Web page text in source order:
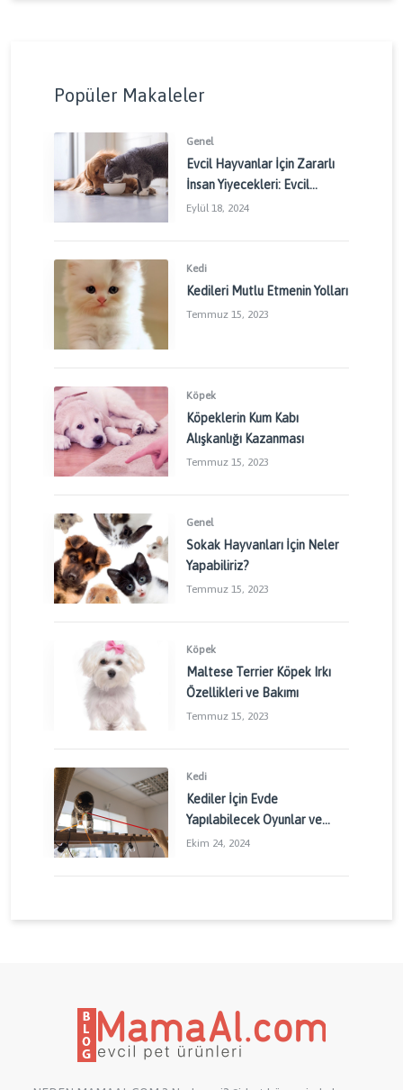
Popüler Makaleler
Genel
Evcil Hayvanlar İçin Zararlı
İnsan Yiyecekleri: Evcil
Dostlarınızı Korumak İçin
Eylül 18, 2024
Kedi
Kedileri Mutlu Etmenin Yolları
Temmuz 15, 2023
Köpek
Köpeklerin Kum Kabı
Alışkanlığı Kazanması
Temmuz 15, 2023
Genel
Sokak Hayvanları İçin Neler
Yapabiliriz?
Temmuz 15, 2023
Köpek
Maltese Terrier Köpek Irkı
Özellikleri ve Bakımı
Temmuz 15, 2023
Kedi
Kediler İçin Evde
Yapılabilecek Oyunlar ve
Aktiviteler: Kedinizin
Ekim 24, 2024